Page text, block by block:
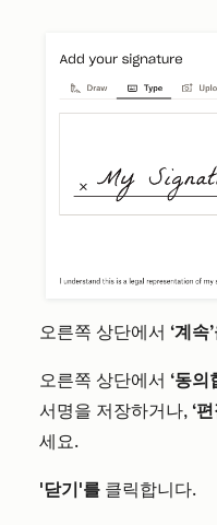
오른쪽 상단에서 ‘계속
오른쪽 상단에서 ‘동의
서명을 저장하거나, ‘
세요.
'닫기'를 클릭합니다.